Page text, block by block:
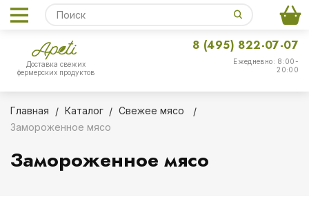
Доставка свежих
фермерских продуктов
Ежедневно: 8:00-
20:00
8 (495) 822-07-07
Главная Каталог
Свежее мясо
Замороженное мясо
Замороженное мясо